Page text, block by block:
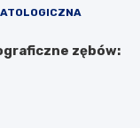
zębów: